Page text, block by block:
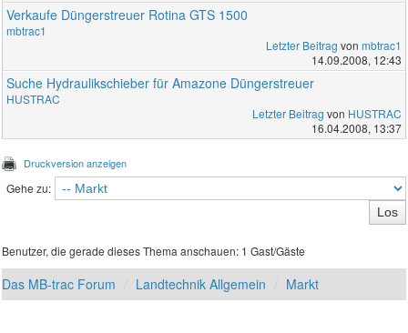
Verkaufe Düngerstreuer Rotina GTS 1500
mbtrac1
Letzter Beitrag von mbtrac1
14.09.2008, 12:43
Suche Hydraulikschieber für Amazone Düngerstreuer
HUSTRAC
Letzter Beitrag von HUSTRAC
16.04.2008, 13:37
Druckversion anzeigen
Gehe zu:
Benutzer, die gerade dieses Thema anschauen: 1 Gast/Gäste
Das MB-trac Forum Landtechnik Allgemein Markt